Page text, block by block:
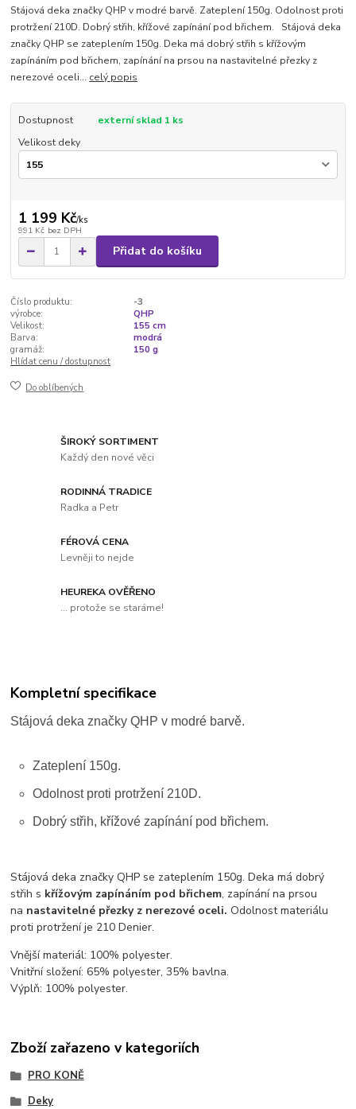
Stájová deka značky QHP v modré barvě. Zateplení 150g. Odolnost proti
protržení 210D. Dobrý střih, křížové zapínání pod břichem. Stájová deka
značky QHP se zateplením 150g. Deka má dobrý střih s křížovým
zapínáním pod břichem, zapínání na prsou na nastavitelné přezky z
nerezové oceli... celý popis
Dostupnost
externí sklad 1 ks
Velikost deky
1 199 Kč/ks
991 Kč bez DPH
Přidat do košíku
Číslo produktu:
-3
výrobce:
QHP
Velikost:
155 cm
Barva:
modrá
gramáž:
150 g
Hlídat cenu / dostupnost
Do oblíbených
ŠIROKÝ SORTIMENT
Každý den nové věci
RODINNÁ TRADICE
Radka a Petr
FÉROVÁ CENA
Levněji to nejde
HEUREKA OVĚŘENO
... protože se staráme!
Kompletní specifikace
Stájová deka značky QHP v modré barvě.
Zateplení 150g.
Odolnost proti protržení 210D.
Dobrý střih, křížové zapínání pod břichem.
Stájová deka značky QHP se zateplením 150g. Deka má dobrý
střih s křížovým zapínáním pod břichem, zapínání na prsou
na nastavitelné přezky z nerezové oceli. Odolnost materiálu
proti protržení je 210 Denier.
Vnější materiál: 100% polyester.
Vnitřní složení: 65% polyester, 35% bavlna.
Výplň: 100% polyester.
Zboží zařazeno v kategoriích
PRO KONĚ
Deky